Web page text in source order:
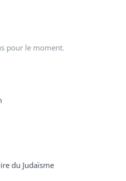
pour le moment.
du Judaïsme